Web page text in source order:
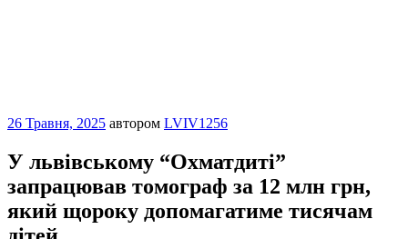
Опубліковано
26 Травня, 2025 автором LVIV1256
У львівському “Охматдиті”
запрацював томограф за 12 млн грн,
який щороку допомагатиме тисячам